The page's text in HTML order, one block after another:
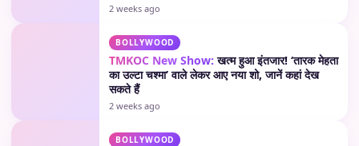
2 weeks ago
BOLLYWOOD
TMKOC New Show: खत्म हुआ इंतजार! ‘तारक मेहता
का उल्टा चश्मा’ वाले लेकर आए नया शो, जानें कहां देख
सकते हैं
2 weeks ago
BOLLYWOOD